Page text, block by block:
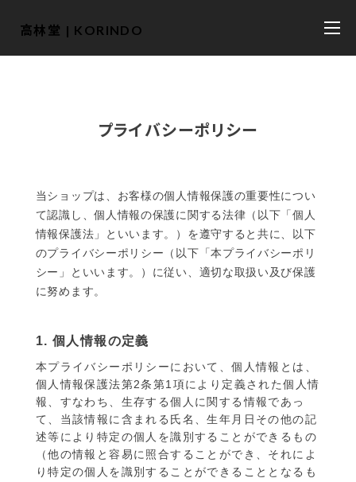
高林堂 | KORINDO
プライバシーポリシー
当ショップは、お客様の個人情報保護の重要性につい
て認識し、個人情報の保護に関する法律（以下「個人
情報保護法」といいます。）を遵守すると共に、以下
のプライバシーポリシー（以下「本プライバシーポリ
シー」といいます。）に従い、適切な取扱い及び保護
に努めます。
1. 個人情報の定義
本プライバシーポリシーにおいて、個人情報とは、
個人情報保護法第2条第1項により定義された個人情
報、すなわち、生存する個人に関する情報であっ
て、当該情報に含まれる氏名、生年月日その他の記
述等により特定の個人を識別することができるもの
（他の情報と容易に照合することができ、それによ
り特定の個人を識別することができることとなるも